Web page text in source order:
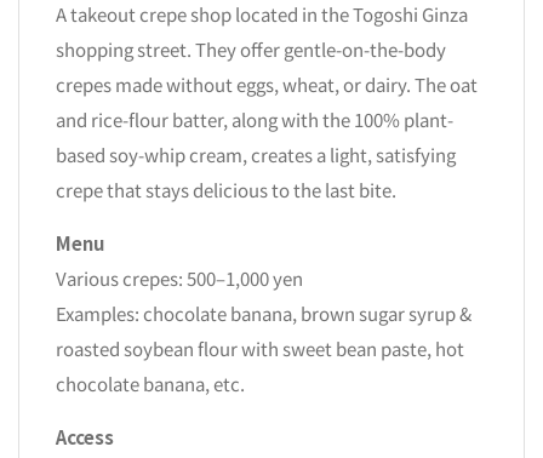
A takeout crepe shop located in the Togoshi Ginza
shopping street. They offer gentle-on-the-body
crepes made without eggs, wheat, or dairy. The oat
and rice-flour batter, along with the 100% plant-
based soy-whip cream, creates a light, satisfying
crepe that stays delicious to the last bite.
Menu
Various crepes: 500–1,000 yen
Examples: chocolate banana, brown sugar syrup &
roasted soybean flour with sweet bean paste, hot
chocolate banana, etc.
Access